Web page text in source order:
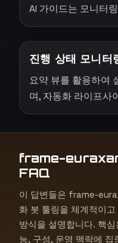
AI 가이드는 모니터
진행 상태 모니터
요약 뷰를 활용하여
며, 자동화 라이프사
frame-
FAQ
이 답변들은 frame-
화 봇 툴링을 체계적이
방식을 설명합니다. 핵
능, 구성, 운영 맥락에 집